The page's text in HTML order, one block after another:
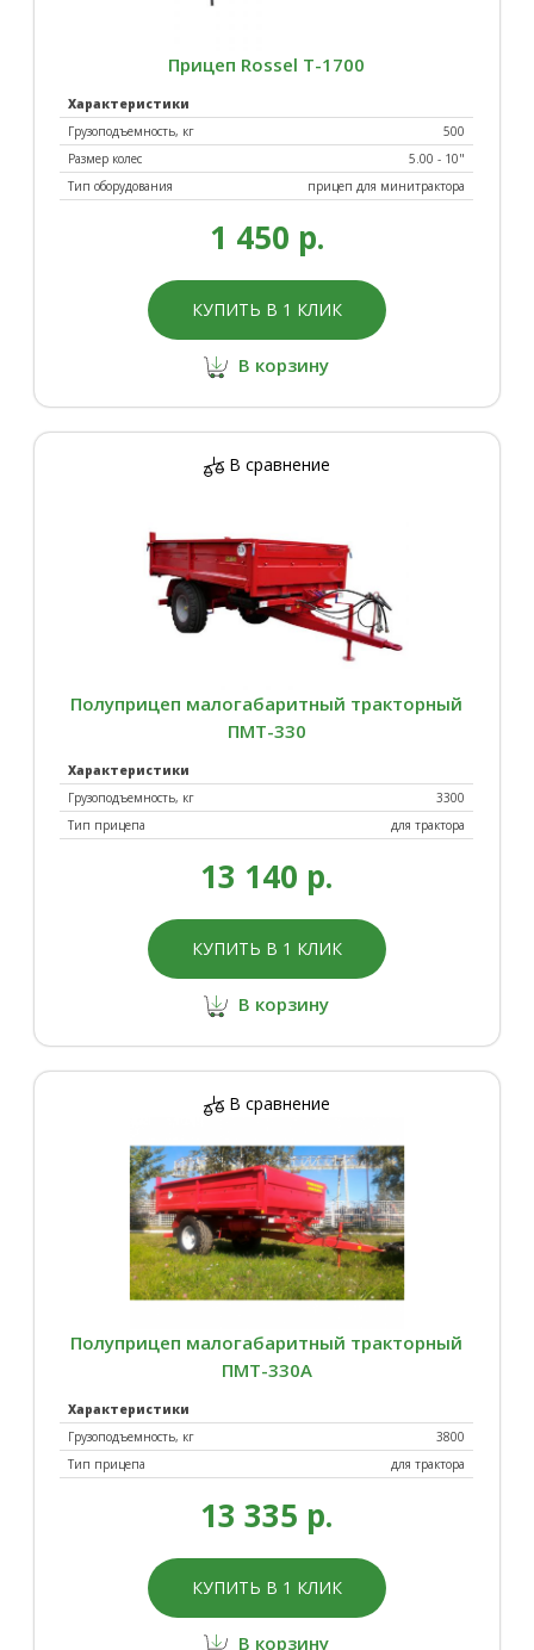
Прицеп Rossel Т-1700
Характеристики
Грузоподъемность, кг
500
Размер колес
5.00 - 10"
Тип оборудования
прицеп для минитрактора
1 450 р.
КУПИТЬ В 1 КЛИК
В корзину
В сравнение
Полуприцеп малогабаритный тракторный
ПМТ-330
Характеристики
Грузоподъемность, кг
3300
Тип прицепа
для трактора
13 140 р.
КУПИТЬ В 1 КЛИК
В корзину
В сравнение
Полуприцеп малогабаритный тракторный
ПМТ-330А
Характеристики
Грузоподъемность, кг
3800
Тип прицепа
для трактора
13 335 р.
КУПИТЬ В 1 КЛИК
В корзину